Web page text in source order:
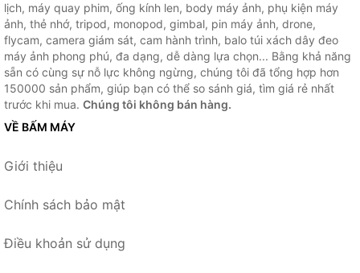
lịch, máy quay phim, ống kính len, body máy ảnh, phụ kiện máy
ảnh, thẻ nhớ, tripod, monopod, gimbal, pin máy ảnh, drone,
flycam, camera giám sát, cam hành trình, balo túi xách dây đeo
máy ảnh phong phú, đa dạng, dễ dàng lựa chọn... Bằng khả năng
sẵn có cùng sự nỗ lực không ngừng, chúng tôi đã tổng hợp hơn
150000 sản phẩm, giúp bạn có thể so sánh giá, tìm giá rẻ nhất
trước khi mua. Chúng tôi không bán hàng.
VỀ BẤM MÁY
Giới thiệu
Chính sách bảo mật
Điều khoản sử dụng